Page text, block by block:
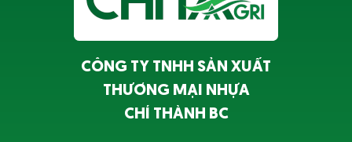
CÔNG TY TNHH SẢN XUẤT
THƯƠNG MẠI NHỰA
CHÍ THÀNH BC